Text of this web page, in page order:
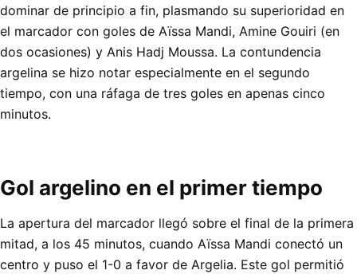
dominar de principio a fin, plasmando su superioridad en
el marcador con goles de Aïssa Mandi, Amine Gouiri (en
dos ocasiones) y Anis Hadj Moussa. La contundencia
argelina se hizo notar especialmente en el segundo
tiempo, con una ráfaga de tres goles en apenas cinco
minutos.
Gol argelino en el primer tiempo
La apertura del marcador llegó sobre el final de la primera
mitad, a los 45 minutos, cuando Aïssa Mandi conectó un
centro y puso el 1-0 a favor de Argelia. Este gol permitió